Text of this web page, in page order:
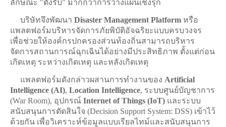
ลักษณะ "ตั้งรับ" มากกว่าการวางแผนเชิงรุก
บริษัทจึงพัฒนา Disaster Management Platform หรือ
แพลตฟอร์มบริหารจัดการภัยพิบัติอัจฉริยะแบบครบวงจร
เพื่อช่วยให้องค์กรปกครองส่วนท้องถิ่นสามารถบริหาร
จัดการสถานการณ์ฉุกเฉินได้อย่างมีประสิทธิภาพ ตั้งแต่ก่อน
เกิดเหตุ ระหว่างเกิดเหตุ และหลังเกิดเหตุ
แพลตฟอร์มดังกล่าวผสานการทำงานของ Artificial
Intelligence (AI), Location Intelligence, ระบบศูนย์บัญชาการ
(War Room), อุปกรณ์ Internet of Things (IoT) และระบบ
สนับสนุนการตัดสินใจ (Decision Support System: DSS) เข้าไว้
ด้วยกัน เพื่อวิเคราะห์ข้อมูลแบบเรียลไทม์และสนับสนุนการ